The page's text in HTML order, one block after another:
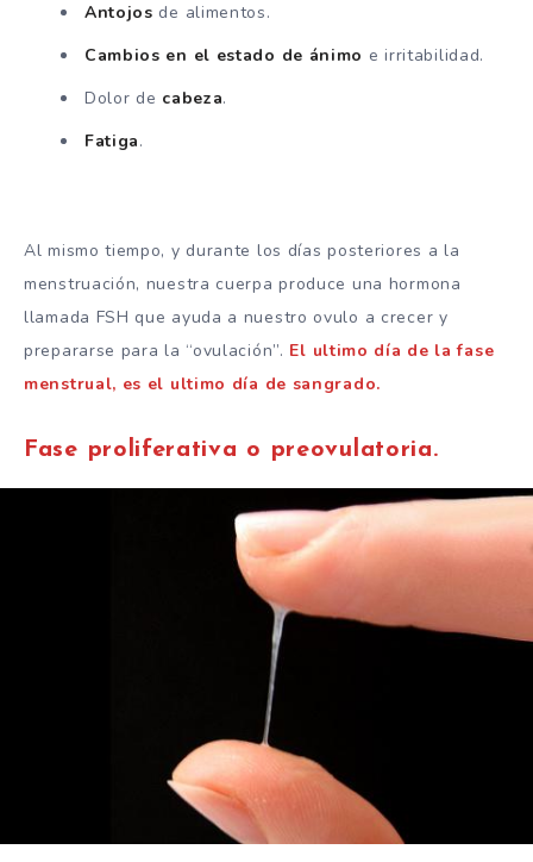
Antojos de alimentos.
Cambios en el estado de ánimo e irritabilidad.
Dolor de cabeza.
Fatiga.
Al mismo tiempo, y durante los días posteriores a la
menstruación, nuestra cuerpa produce una hormona
llamada FSH que ayuda a nuestro ovulo a crecer y
prepararse para la “ovulación”. El ultimo día de la fase
menstrual, es el ultimo día de sangrado.
Fase proliferativa o preovulatoria.